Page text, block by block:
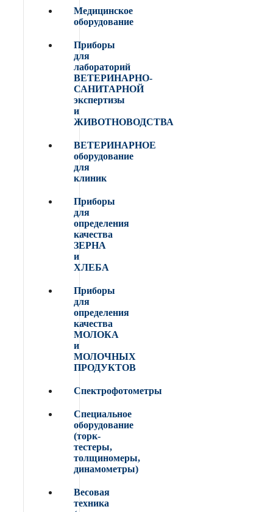
Медицинское
оборудование
Приборы
для
лабораторий
ВЕТЕРИНАРНО-
САНИТАРНОЙ
экспертизы
и
ЖИВОТНОВОДСТВА
ВЕТЕРИНАРНОЕ
оборудование
для
клиник
Приборы
для
определения
качества
ЗЕРНА
и
ХЛЕБА
Приборы
для
определения
качества
МОЛОКА
и
МОЛОЧНЫХ
ПРОДУКТОВ
Спектрофотометры
Специальное
оборудование
(торк-
тестеры,
толщиномеры,
динамометры)
Весовая
техника